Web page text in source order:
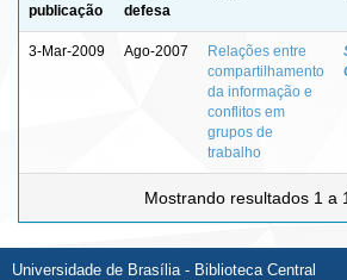
publicação
defesa
3-Mar-2009 Ago-2007
Relações entre
compartilhamento
da informação e
conflitos em
grupos de
trabalho
Mostrando resultados 1 a
Universidade de Brasília - Biblioteca Central